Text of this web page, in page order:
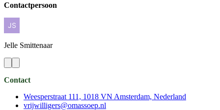
Contactpersoon
Jelle Smittenaar
Contact
Weesperstraat 111, 1018 VN Amsterdam, Nederland
vrijwilligers@omassoep.nl